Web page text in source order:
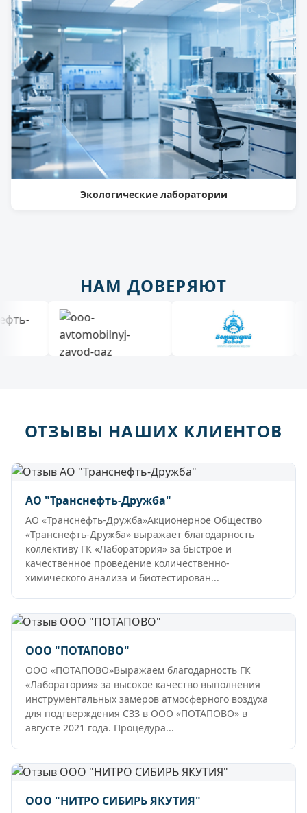
Экологические лаборатории
НАМ ДОВЕРЯЮТ
ОТЗЫВЫ НАШИХ КЛИЕНТОВ
АО "Транснефть-Дружба"
АО «Транснефть-Дружба»Акционерное Общество
«Транснефть-Дружба» выражает благодарность
коллективу ГК «Лаборатория» за быстрое и
качественное проведение количественно-
химического анализа и биотестирован...
ООО "ПОТАПОВО"
ООО «ПОТАПОВО»Выражаем благодарность ГК
«Лаборатория» за высокое качество выполнения
инструментальных замеров атмосферного воздуха
для подтверждения СЗЗ в ООО «ПОТАПОВО» в
августе 2021 года. Процедура...
ООО "НИТРО СИБИРЬ ЯКУТИЯ"